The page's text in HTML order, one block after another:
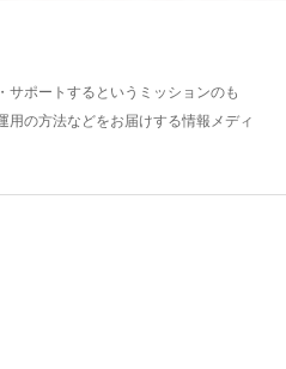
サポートするというミッションのも
用の方法などをお届けする情報メディ